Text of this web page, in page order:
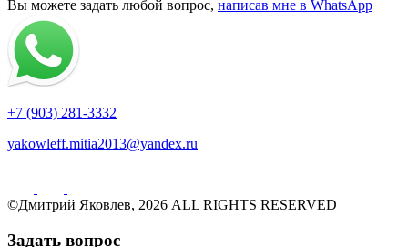
Вы можете задать любой вопрос, написав мне в WhatsApp
+7 (903) 281-3332
yakowleff.mitia2013@yandex.ru
©Дмитрий Яковлев, 2026 ALL RIGHTS RESERVED
Задать вопрос